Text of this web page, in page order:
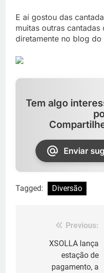
E aí gostou das
muitas outras
diretamente no blog do
Tem algo
Enviar
Tagged: Diversão
Navegação
Previous:
XSOLLA lança
estação de
pagamento, a